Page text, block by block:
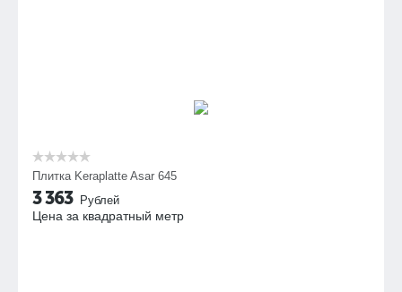
Плитка Keraplatte Asar 645
3 363 Рублей
Цена за квадратный метр